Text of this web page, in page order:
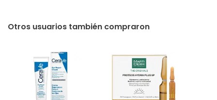
Otros usuarios también compraron